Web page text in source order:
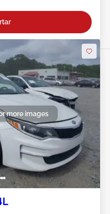
more images